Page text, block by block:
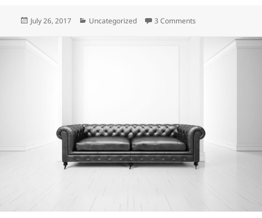
Posted
July 26, 2017 Categories
Uncategorized 3 Comments